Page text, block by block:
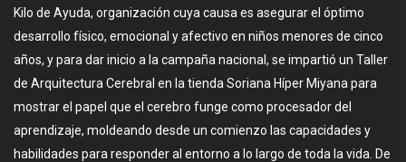
Kilo de Ayuda, organización cuya causa es asegurar el óptimo
desarrollo físico, emocional y afectivo en niños menores de cinco
años, y para dar inicio a la campaña nacional, se impartió un Taller
de Arquitectura Cerebral en la tienda Soriana Híper Miyana para
mostrar el papel que el cerebro funge como procesador del
aprendizaje, moldeando desde un comienzo las capacidades y
habilidades para responder al entorno a lo largo de toda la vida. De